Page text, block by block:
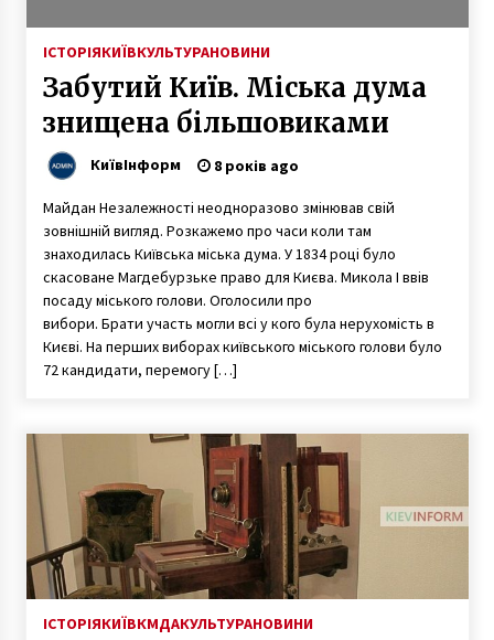
ІСТОРІЯКИЇВКУЛЬТУРАНОВИНИ
Забутий Київ. Міська дума
знищена більшовиками
КиївІнформ 8 років ago
Майдан Незалежності неодноразово змінював свій
зовнішній вигляд. Розкажемо про часи коли там
знаходилась Київська міська дума. У 1834 році було
скасоване Магдебурзьке право для Києва. Микола І ввів
посаду міського голови. Оголосили про
вибори. Брати участь могли всі у кого була нерухомість в
Києві. На перших виборах київського міського голови було
72 кандидати, перемогу […]
ІСТОРІЯКИЇВКМДАКУЛЬТУРАНОВИНИ